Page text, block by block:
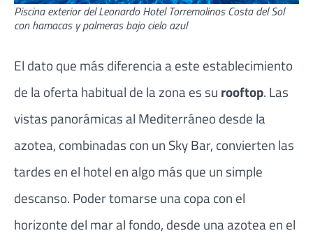
Piscina exterior del Leonardo Hotel Torremolinos Costa del Sol
con hamacas y palmeras bajo cielo azul
El dato que más diferencia a este establecimiento
de la oferta habitual de la zona es su rooftop. Las
vistas panorámicas al Mediterráneo desde la
azotea, combinadas con un Sky Bar, convierten las
tardes en el hotel en algo más que un simple
descanso. Poder tomarse una copa con el
horizonte del mar al fondo, desde una azotea en el